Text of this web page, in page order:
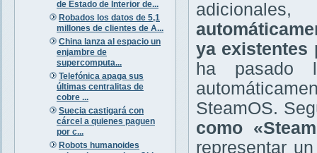
de Estado de Interior de...
Robados los datos de 5,1
millones de clientes de A...
China lanza al espacio un
enjambre de
supercomputa...
Telefónica apaga sus
últimas centralitas de
cobre ...
Suecia castigará con
cárcel a quienes paguen
por c...
Robots humanoides
ya existentes
ha pasado
SteamOS.
como
representar